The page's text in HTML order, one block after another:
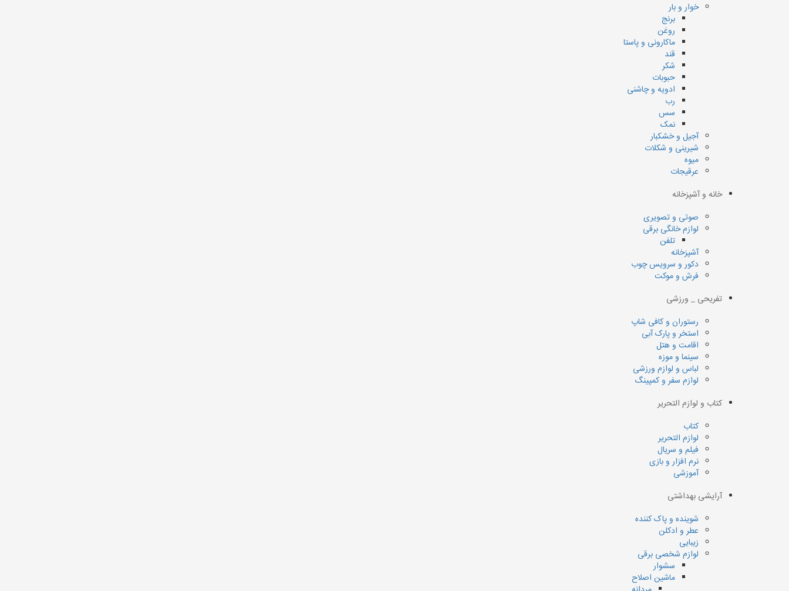
خوار و بار
برنج
روغن
ماکارونی و پاستا
قند
شکر
حبوبات
ادویه و چاشنی
رب
سس
نمک
آجیل و خشکبار
شیرینی و شکلات
میوه
عرقیجات
خانه و آشپزخانه
صوتی و تصویری
لوازم خانگی برقی
تلفن
آشپزخانه
دکور و سرویس چوب
فرش و موکت
تفریحی _ ورزشی
رستوران و کافی شاپ
استخر و پارک آبی
اقامت و هتل
سینما و موزه
لباس و لوازم ورزشی
لوازم سفر و کمپینگ
کتاب و لوازم التحریر
کتاب
لوازم التحریر
فیلم و سریال
نرم افزار و بازی
آموزشی
آرایشی بهداشتی
شوینده و پاک کننده
عطر و ادکلن
زیبایی
لوازم شخصی برقی
سشوار
ماشین اصلاح